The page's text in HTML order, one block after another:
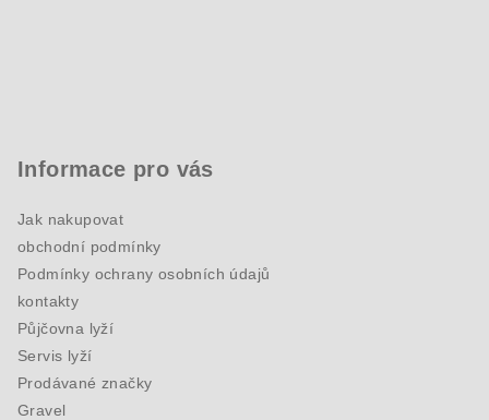
Informace pro vás
Jak nakupovat
obchodní podmínky
Podmínky ochrany osobních údajů
kontakty
Půjčovna lyží
Servis lyží
Prodávané značky
Gravel